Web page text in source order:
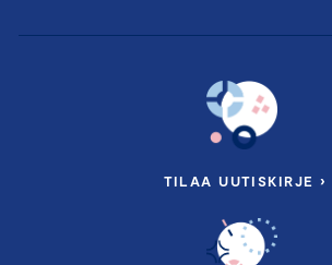
TILAA UUTISKIRJE ›